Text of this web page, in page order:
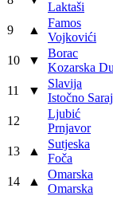
Laktaši
9 ▲
Famos
Vojkovići
10 ▼
Borac
Kozarska
11 ▼
Slavija
Istočno
12
Ljubić
Prnjavor
13 ▲
Sutjeska
Foča
14 ▲
Omarska
Omarska